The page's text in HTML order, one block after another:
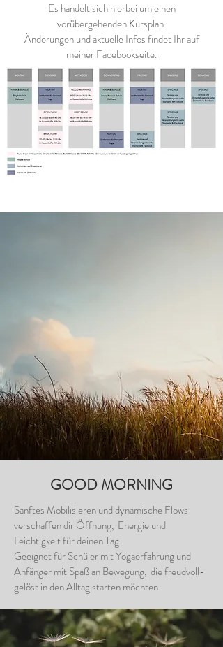
Es handelt sich hierbei um einen
vorübergehenden Kursplan.
Änderungen und aktuelle Infos findet Ihr auf
meinerFacebookseite.
GOOD MORNING
Sanftes Mobilisieren und dynamische Flows
verschaffen dir Öffnung, Energie und
Leichtigkeit für deinen Tag.
Geeignet für Schüler mit Yogaerfahrung und
Anfänger mit Spaß an Bewegung, die freudvoll-
gelöst in den Alltag starten möchten.